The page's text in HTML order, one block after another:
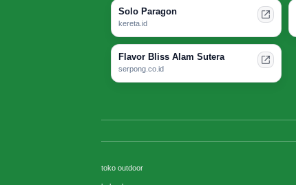
Solo Paragon
kereta.id
Flavor Bliss Alam Sutera
serpong.co.id
toko outdoor